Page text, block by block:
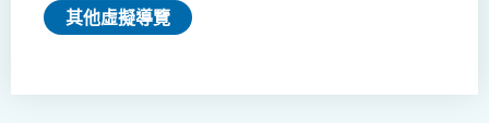
其他虛擬導覽